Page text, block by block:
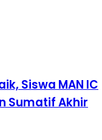
Siswa MAN IC
Sumatif Akhir